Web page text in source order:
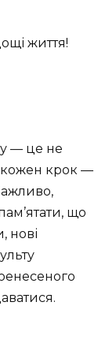
життя!
— це не
кожен крок —
що
нові